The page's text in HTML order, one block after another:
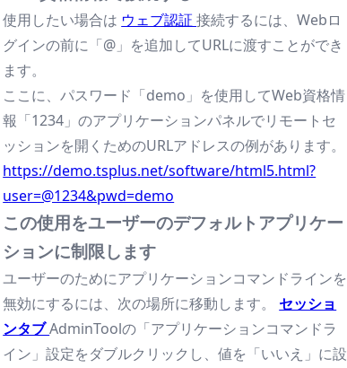
使用したい場合は ウェブ認証接続するには、Webロ
グインの前に「@」を追加してURLに渡すことができ
ます。
ここに、パスワード「demo」を使用してWeb資格情
報「1234」のアプリケーションパネルでリモートセ
ッションを開くためのURLアドレスの例があります。
https://demo.tsplus.net/software/html5.html?
user=@1234&pwd=demo
この使用をユーザーのデフォルトアプリケー
ションに制限します
ユーザーのためにアプリケーションコマンドラインを
無効にするには、次の場所に移動します。 セッショ
ンタブAdminToolの「アプリケーションコマンドラ
イン」設定をダブルクリックし、値を「いいえ」に設